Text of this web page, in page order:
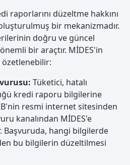
raporlarını düzeltme hakkını
bir mekanizmadır.
doğru ve güncel
bir araçtır. MİDES'in
özetlenebilir:
Tüketici, hatalı
kredi raporu bilgilerine
resmi internet sitesinden
kanalından MİDES'e
Başvuruda, hangi bilgilerde
bu bilgilerin düzeltilmesi